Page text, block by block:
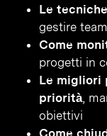
Le
gestire
Come
progetti in
Le migliori
priorità,
obiettivi